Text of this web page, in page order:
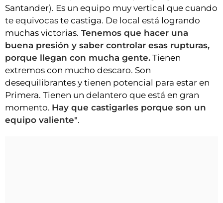
Santander). Es un equipo muy vertical que cuando
te equivocas te castiga. De local está logrando
muchas victorias. Tenemos que hacer una
buena presión y saber controlar esas rupturas,
porque llegan con mucha gente. Tienen
extremos con mucho descaro. Son
desequilibrantes y tienen potencial para estar en
Primera. Tienen un delantero que está en gran
momento. Hay que castigarles porque son un
equipo valiente".